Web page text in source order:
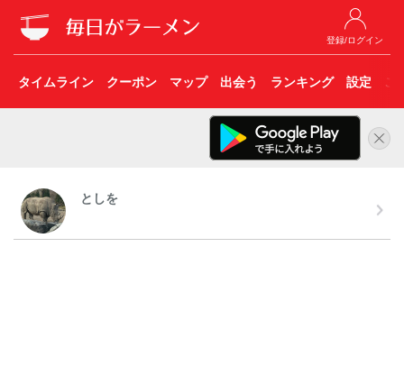
登録/ログイン
タイムライン クーポン マップ 出会う ランキング 設定 こ
としを